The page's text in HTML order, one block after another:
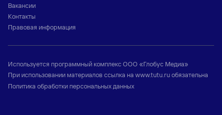
Вакансии
Контакты
Правовая информация
Используется программный комплексООО «Глобус Медиа»
При использовании материалов ссылка на www.tutu.ruобязательна
Политика обработки персональных данных